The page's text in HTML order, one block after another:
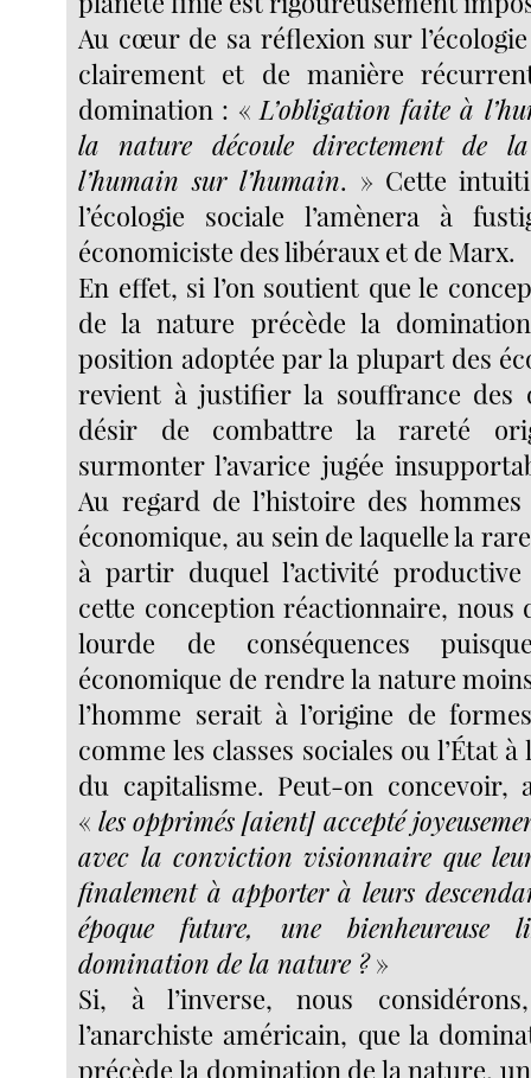
Au cœur de sa réflexion sur
clairement et de manière
domination : « L’obligation faite à
la nature découle directement de
l’humain sur l’humain. » Cette
l’écologie sociale l’amènera à
économiciste des libéraux et de Marx.
En effet, si l’on soutient que le
de la nature précède la
position adoptée par la plupart des
revient à justifier la souffrance des
désir de combattre la rareté
surmonter l’avarice jugée
Au regard de l’histoire des
économique, au sein de laquelle la
à partir duquel l’activité productive
cette conception réactionnaire, nous
lourde de conséquences
économique de rendre la nature
l’homme serait à l’origine de
comme les classes sociales ou l’État
du capitalisme. Peut-on concevoir,
« les opprimés [aient] accepté
avec la conviction visionnaire que
finalement à apporter à leurs
époque future, une bienheureuse
domination de la nature ?»
Si, à l’inverse, nous
l’anarchiste américain, que la
précède la domination de la nature,